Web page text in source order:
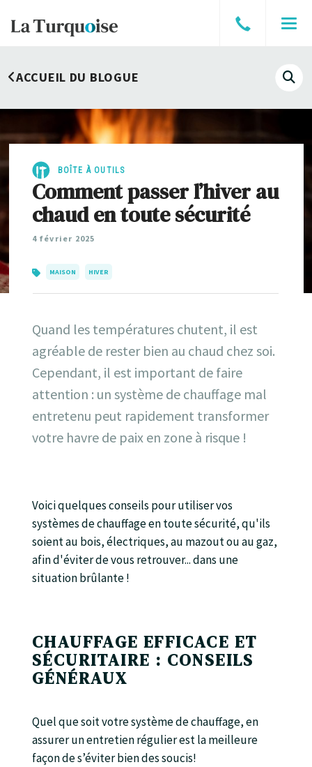
courtier
ACCUEIL DU BLOGUE
le
de
BOÎTE À OUTILS
Comment passer l’hiver au
chaud en toute sécurité
4 février 2025
MAISON HIVER
Quand les températures chutent, il est
agréable de rester bien au chaud chez soi.
Cependant, il est important de faire
attention : un système de chauffage mal
entretenu peut rapidement transformer
votre havre de paix en zone à risque !
Voici quelques conseils pour utiliser vos
systèmes de chauffage en toute sécurité, qu'ils
soient au bois, électriques, au mazout ou au gaz,
afin d'éviter de vous retrouver... dans une
situation brûlante !
CHAUFFAGE EFFICACE ET
SÉCURITAIRE : CONSEILS
GÉNÉRAUX
Quel que soit votre système de chauffage, en
assurer un entretien régulier est la meilleure
façon de s’éviter bien des soucis!